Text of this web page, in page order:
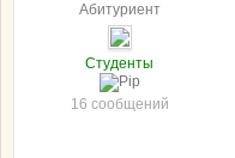
Абитуриент
Студенты
16 сообщений